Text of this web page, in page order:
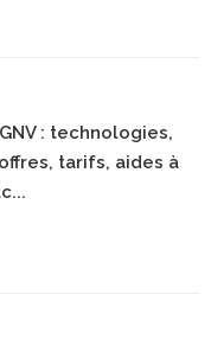
: technologies,
tarifs, aides à